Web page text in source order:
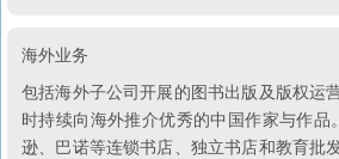
海外业务
包括海外子公司开展的图书出版及版权运
时持续向海外推介优秀的中国作家与作
逊、巴诺等连锁书店、独立书店和教育批